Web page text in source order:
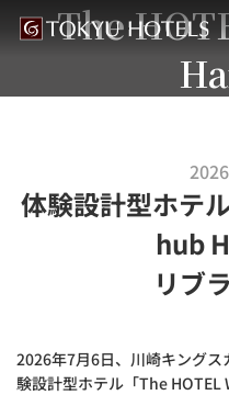
The
体験設計型ホテ
hub
リブ
2026年7月6日、川崎キングス
験設計型ホテル「The